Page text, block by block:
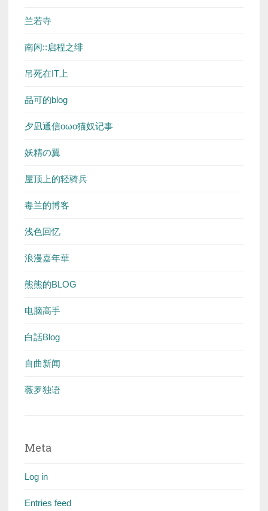
兰若寺
南闲::启程之绯
吊死在IT上
品可的blog
夕凪通信oωo猫奴记事
妖精の翼
屋顶上的轻骑兵
毒兰的博客
浅色回忆
浪漫嘉年華
熊熊的BLOG
电脑高手
白話Blog
自曲新闻
薇罗独语
Meta
Log in
Entries feed